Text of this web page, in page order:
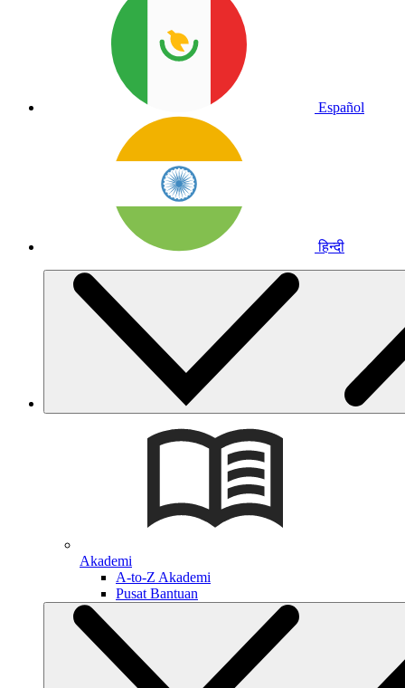
Español
हिन्दी
Akademi
A-to-Z Akademi
Pusat Bantuan